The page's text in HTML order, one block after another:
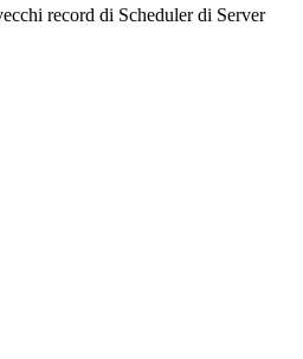
record di Scheduler di Server